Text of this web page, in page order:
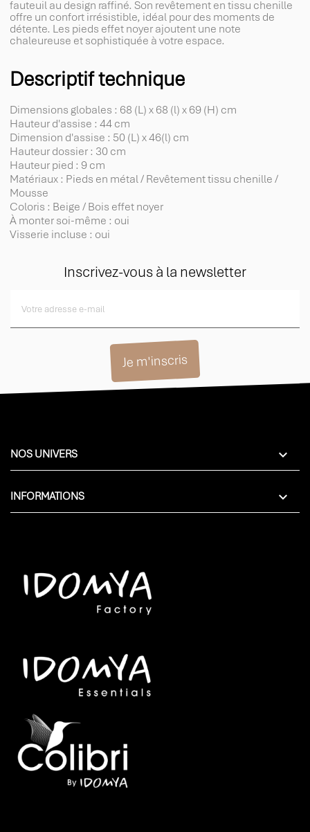
fauteuil au design raffiné. Son revêtement en tissu chenille
offre un confort irrésistible, idéal pour des moments de
détente. Les pieds effet noyer ajoutent une note
chaleureuse et sophistiquée à votre espace.
Descriptif technique
Dimensions globales : 68 (L) x 68 (l) x 69 (H) cm
Hauteur d'assise : 44 cm
Dimension d'assise : 50 (L) x 46(l) cm
Hauteur dossier : 30 cm
Hauteur pied : 9 cm
Matériaux : Pieds en métal / Revêtement tissu chenille /
Mousse
Coloris : Beige / Bois effet noyer
À monter soi-même : oui
Visserie incluse : oui
Inscrivez-vous à la newsletter
NOS UNIVERS 
INFORMATIONS 